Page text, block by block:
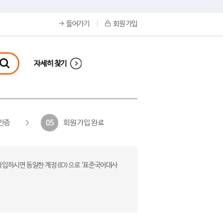
들어가기 회원 가입
자세히 찾기
증 05 회원 가입 완료
하시면 동일한 계정(ID)으로 ‘표준국어대사